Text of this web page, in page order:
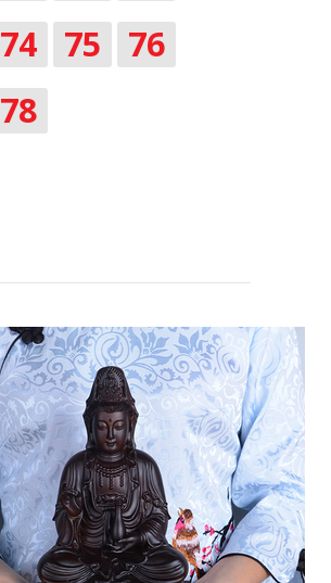
74 75
76
78